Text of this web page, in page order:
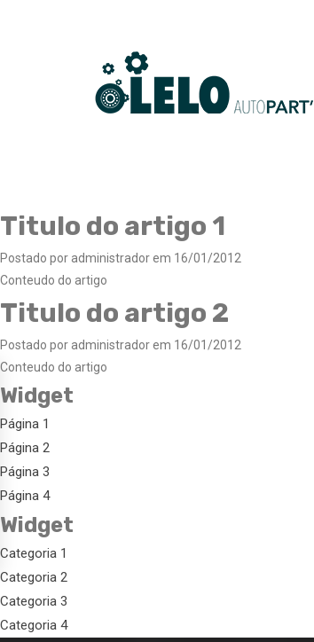
Titulo do artigo 1
Postado por administrador em 16/01/2012
Conteudo do artigo
Titulo do artigo 2
Postado por administrador em 16/01/2012
Conteudo do artigo
Widget
Página 1
Página 2
Página 3
Página 4
Widget
Categoria 1
Categoria 2
Categoria 3
Categoria 4